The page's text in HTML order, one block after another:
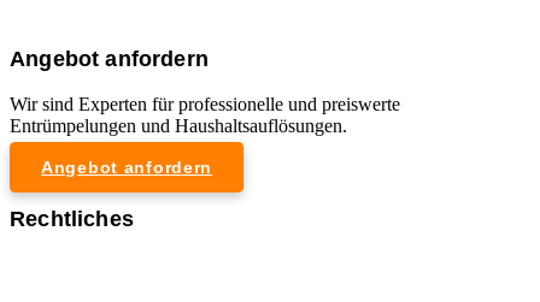
Angebot anfordern
Wir sind Experten für professionelle und preiswerte
Entrümpelungen und Haushaltsauflösungen.
Angebot anfordern
Rechtliches